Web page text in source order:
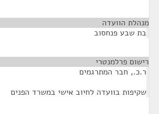
מנהלת הוועדה
בת שבע פנחסוב
רישום פרלמנטרי
ר.כ., חבר המתרגמים
שקיפות בוועדה לחיוב אישי במשרד הפנים